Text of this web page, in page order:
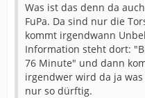
Was ist das denn da
FuPa. Da sind nur die
kommt irgendwann
Information steht dort:
76 Minute" und dann
irgendwer wird da ja
nur so dürftig.